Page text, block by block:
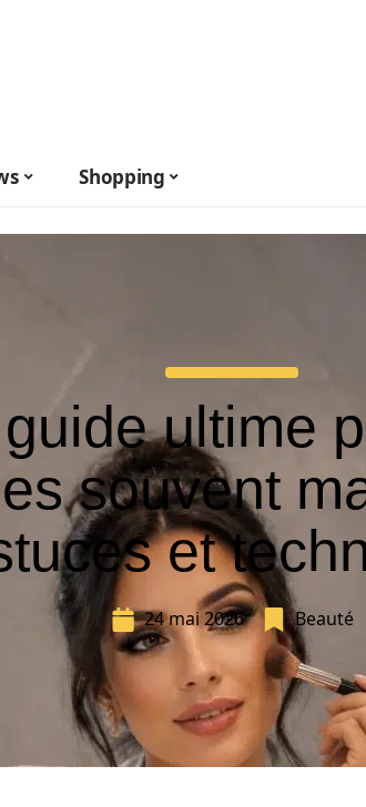
Shopping
ultime
souvent
et
24 mai 2026 Beauté